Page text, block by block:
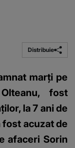
Distribuie
marţi pe
fost
la 7 ani de
acuzat de
afaceri Sorin